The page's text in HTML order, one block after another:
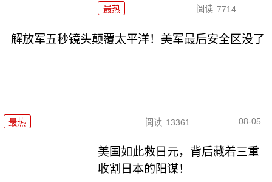
最热 阅读 7714
解放军五秒镜头颠覆太平洋！美军最后安全区没了
最热 阅读 13361 08-05
美国如此救日元，背后藏着三重
收割日本的阳谋！